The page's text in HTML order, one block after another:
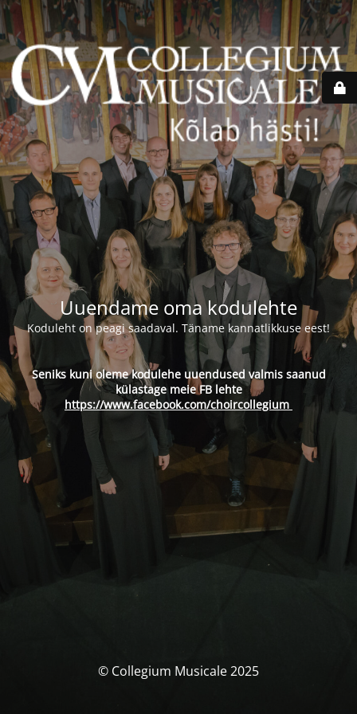
Uuendame oma kodulehte
Koduleht on peagi saadaval. Täname kannatlikkuse eest!
Seniks kuni oleme kodulehe uuendused valmis saanud
külastage meie FB lehte
https://www.facebook.com/choircollegium
© Collegium Musicale 2025